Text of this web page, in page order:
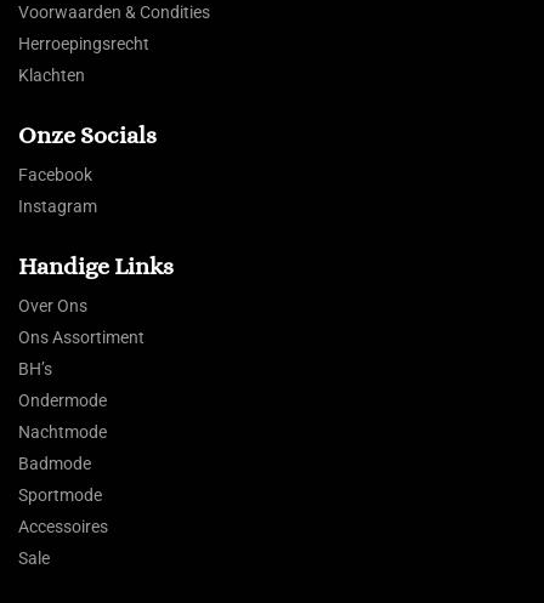
Voorwaarden & Condities
Herroepingsrecht
Klachten
Onze Socials
Facebook
Instagram
Handige Links
Over Ons
Ons Assortiment
BH’s
Ondermode
Nachtmode
Badmode
Sportmode
Accessoires
Sale